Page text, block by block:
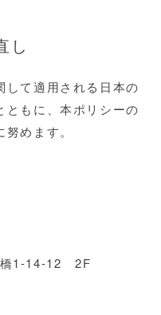
し
して適用される日本の
ともに、本ポリシーの
めます。
1-14-12 2F